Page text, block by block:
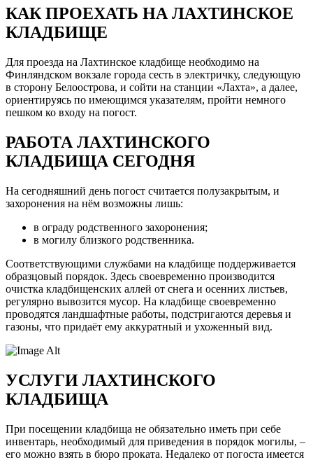
КАК ПРОЕХАТЬ НА ЛАХТИНСКОЕ
КЛАДБИЩЕ
Для проезда на Лахтинское кладбище необходимо на
Финляндском вокзале города сесть в электричку, следующую
в сторону Белоострова, и сойти на станции «Лахта», а далее,
ориентируясь по имеющимся указателям, пройти немного
пешком ко входу на погост.
РАБОТА ЛАХТИНСКОГО
КЛАДБИЩА СЕГОДНЯ
На сегодняшний день погост считается полузакрытым, и
захоронения на нём возможны лишь:
в ограду родственного захоронения;
в могилу близкого родственника.
Соответствующими службами на кладбище поддерживается
образцовый порядок. Здесь своевременно производится
очистка кладбищенских аллей от снега и осенних листьев,
регулярно вывозится мусор. На кладбище своевременно
проводятся ландшафтные работы, подстригаются деревья и
газоны, что придаёт ему аккуратный и ухоженный вид.
УСЛУГИ ЛАХТИНСКОГО
КЛАДБИЩА
При посещении кладбища не обязательно иметь при себе
инвентарь, необходимый для приведения в порядок могилы, –
его можно взять в бюро проката. Недалеко от погоста имеется